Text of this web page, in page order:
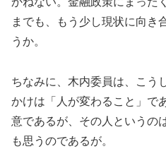
までも、もう少し現状に向き
うか。
ちなみに、木内委員は、こう
かけは「人が変わること」で
意であるが、その人というの
も思うのであるが。